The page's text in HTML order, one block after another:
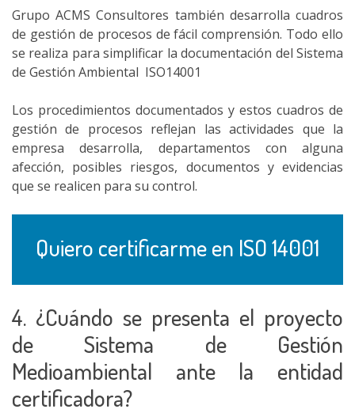
Grupo ACMS Consultores también desarrolla cuadros
de gestión de procesos de fácil comprensión. Todo ello
se realiza para simplificar la documentación del Sistema
de Gestión Ambiental ISO14001
Los procedimientos documentados y estos cuadros de
gestión de procesos reflejan las actividades que la
empresa desarrolla, departamentos con alguna
afección, posibles riesgos, documentos y evidencias
que se realicen para su control.
Quiero certificarme en ISO 14001
4. ¿Cuándo se presenta el proyecto
de Sistema de Gestión
Medioambiental ante la entidad
certificadora?